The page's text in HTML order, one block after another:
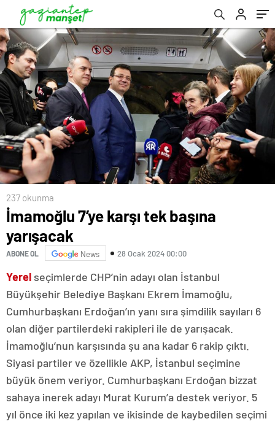
237 okunma
İmamoğlu 7’ye karşı tek başına
yarışacak
ABONE OL News 28 Ocak 2024 00:00
Yerel seçimlerde CHP’nin adayı olan İstanbul
Büyükşehir Belediye Başkanı Ekrem İmamoğlu,
Cumhurbaşkanı Erdoğan’ın yanı sıra şimdilik sayıları 6
olan diğer partilerdeki rakipleri ile de yarışacak.
İmamoğlu’nun karşısında şu ana kadar 6 rakip çıktı.
Siyasi partiler ve özellikle AKP, İstanbul seçimine
büyük önem veriyor. Cumhurbaşkanı Erdoğan bizzat
sahaya inerek adayı Murat Kurum’a destek veriyor. 5
yıl önce iki kez yapılan ve ikisinde de kaybedilen seçimi